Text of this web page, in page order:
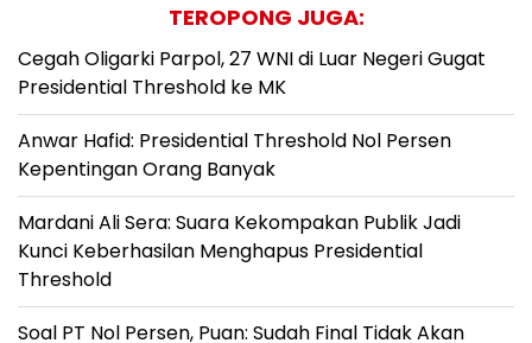
TEROPONG JUGA:
Cegah Oligarki Parpol, 27 WNI di Luar Negeri Gugat
Presidential Threshold ke MK
Anwar Hafid: Presidential Threshold Nol Persen
Kepentingan Orang Banyak
Mardani Ali Sera: Suara Kekompakan Publik Jadi
Kunci Keberhasilan Menghapus Presidential
Threshold
Soal PT Nol Persen, Puan: Sudah Final Tidak Akan